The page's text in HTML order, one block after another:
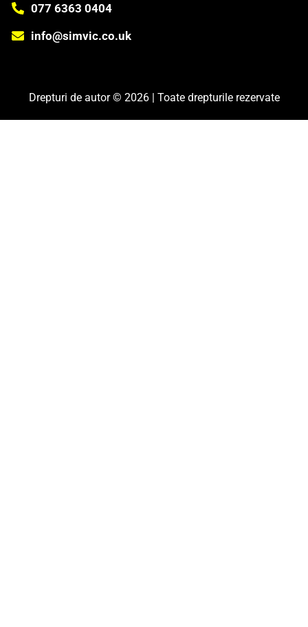
077 6363 0404
info@simvic.co.uk
Drepturi de autor © 2026 | Toate drepturile rezervate